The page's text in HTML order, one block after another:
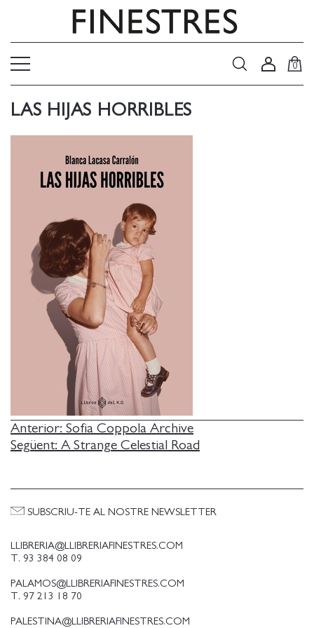
0
LAS HIJAS HORRIBLES
NAVEGACIÓ
D'ENTRADES
Anterior: Sofia Coppola Archive
Següent: A Strange Celestial Road
LLIBRERIA@LLIBRERIAFINESTRES.COM
T. 93 384 08 09
PALAMOS@LLIBRERIAFINESTRES.COM
T. 97 213 18 70
PALESTINA@LLIBRERIAFINESTRES.COM
SUBSCRIU-TE AL NOSTRE NEWSLETTER